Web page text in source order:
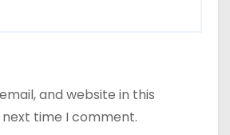
and website in this
time I comment.